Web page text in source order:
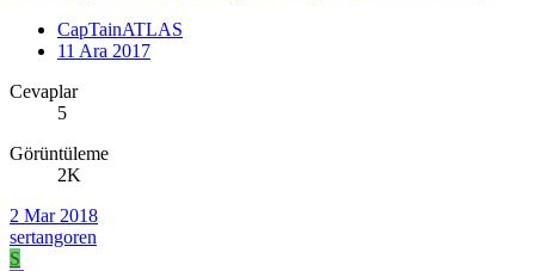
CapTainATLAS
11 Ara 2017
Cevaplar
5
Görüntüleme
2K
2 Mar 2018
sertangoren
S